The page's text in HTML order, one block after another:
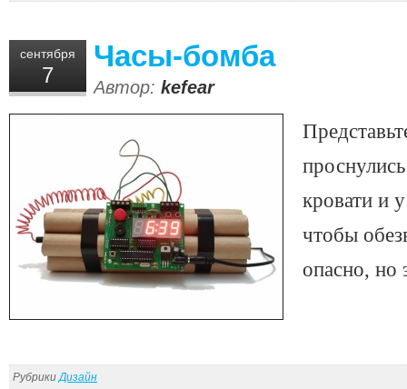
сентября
7
Часы-бомба
Автор: kefear
кровати и
чтобы
опасно, но
РубрикиДизайн